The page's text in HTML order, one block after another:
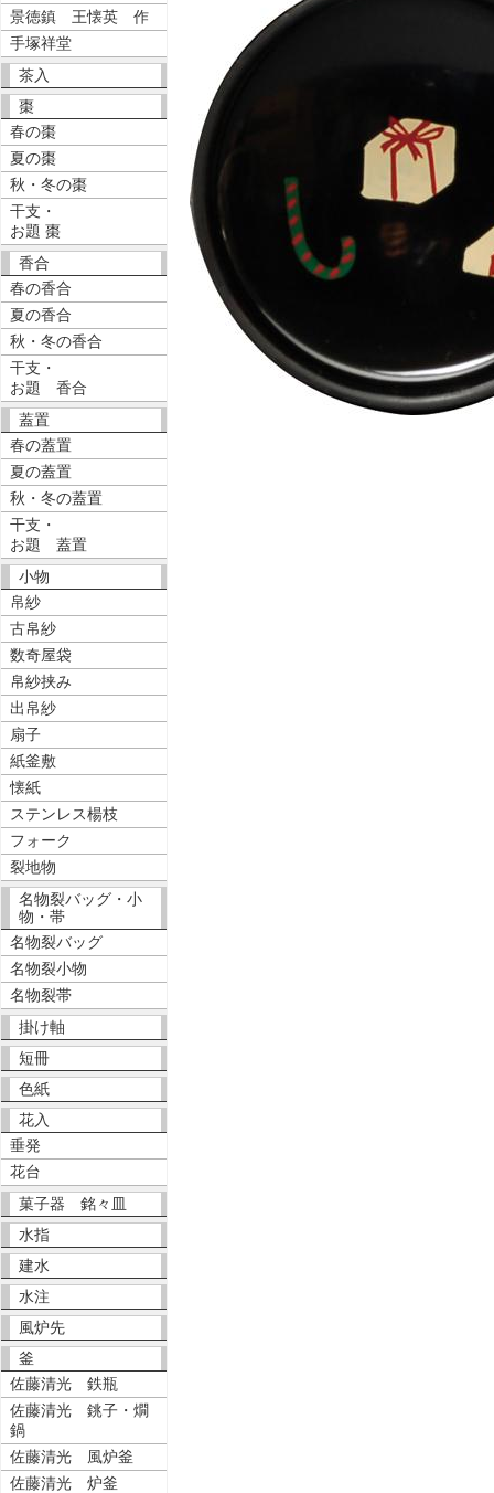
景徳鎮 王懐英 作
手塚祥堂
茶入
棗
春の棗
夏の棗
秋・冬の棗
干支・
お題 棗
香合
春の香合
夏の香合
秋・冬の香合
干支・
お題 香合
蓋置
春の蓋置
夏の蓋置
秋・冬の蓋置
干支・
お題 蓋置
小物
帛紗
古帛紗
数奇屋袋
帛紗挟み
出帛紗
扇子
紙釜敷
懐紙
ステンレス楊枝
フォーク
裂地物
名物裂バッグ・小
物・帯
名物裂バッグ
名物裂小物
名物裂帯
掛け軸
短冊
色紙
花入
垂発
花台
菓子器 銘々皿
水指
建水
水注
風炉先
釜
佐藤清光 鉄瓶
佐藤清光 銚子・燗
鍋
佐藤清光 風炉釜
佐藤清光 炉釜